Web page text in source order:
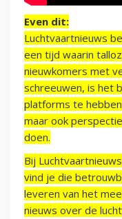
Even dit:
Luchtvaartnieuws
een tijd waarin
nieuwkomers met
schreeuwen, is het
platforms te
maar ook
doen.
Bij
vind je die
leveren van het
nieuws over de